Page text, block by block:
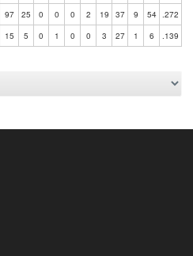
97 25 0 0 0 2 19 37 9 54 .272
15 5 0 1 0 0 3 27 1 6 .139